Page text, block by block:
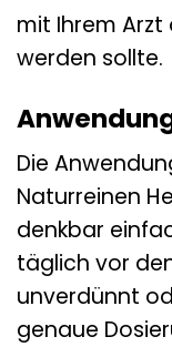
mit Ihrem
werden sollte.
Die
Naturreinen
denkbar
täglich vor
unverdünnt
genaue